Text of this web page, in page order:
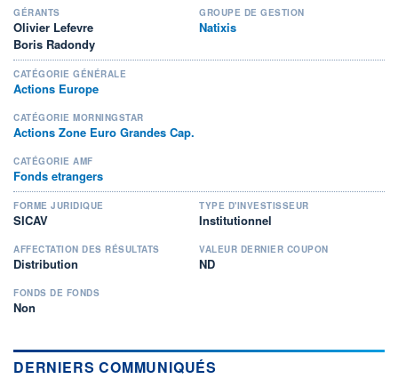
GÉRANTS
Olivier Lefevre
Boris Radondy
GROUPE DE GESTION
Natixis
CATÉGORIE GÉNÉRALE
Actions Europe
CATÉGORIE MORNINGSTAR
Actions Zone Euro Grandes Cap.
CATÉGORIE AMF
Fonds etrangers
FORME JURIDIQUE
SICAV
TYPE D'INVESTISSEUR
Institutionnel
AFFECTATION DES RÉSULTATS
Distribution
VALEUR DERNIER COUPON
ND
FONDS DE FONDS
Non
DERNIERS COMMUNIQUÉS